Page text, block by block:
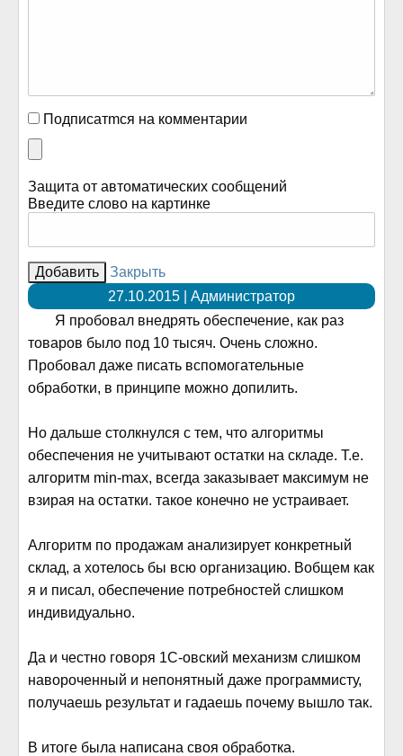
Подписатmся на комментарии
Защита от автоматических сообщений
Введите слово на картинке
Закрыть
27.10.2015 | Администратор
Я пробовал внедрять обеспечение, как раз
товаров было под 10 тысяч. Очень сложно.
Пробовал даже писать вспомогательные
обработки, в принципе можно допилить.
Но дальше столкнулся с тем, что алгоритмы
обеспечения не учитывают остатки на складе. Т.е.
алгоритм min-max, всегда заказывает максимум не
взирая на остатки. такое конечно не устраивает.
Алгоритм по продажам анализирует конкретный
склад, а хотелось бы всю организацию. Вобщем как
я и писал, обеспечение потребностей слишком
индивидуально.
Да и честно говоря 1С-овский механизм слишком
навороченный и непонятный даже программисту,
получаешь результат и гадаешь почему вышло так.
В итоге была написана своя обработка.